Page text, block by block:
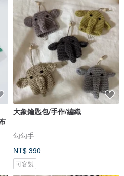
大象鑰匙包/手作/編織
勾勾手
NT$ 390
可客製